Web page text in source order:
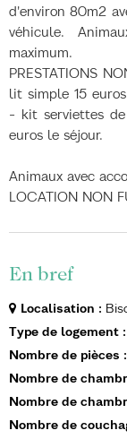
d'environ 80m2
véhicule.
maximum.
PRESTATIONS
lit simple 15
- kit serviettes
euros le séjour.
Animaux avec
LOCATION NON
En bref
Localisation :
Type de logement :
Nombre de pièces :
Nombre de
Nombre de
Nombre de